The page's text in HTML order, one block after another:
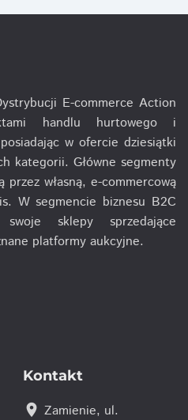
E-commerce Action
handlu hurtowego i
w ofercie dziesiątki
kategorii. Główne segmenty
przez własną, e-commercową
W segmencie biznesu B2C
sklepy sprzedające
platformy aukcyjne.
Kontakt
location_on Zamienie, ul.